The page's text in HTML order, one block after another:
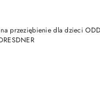
przeziębienie dla dzieci